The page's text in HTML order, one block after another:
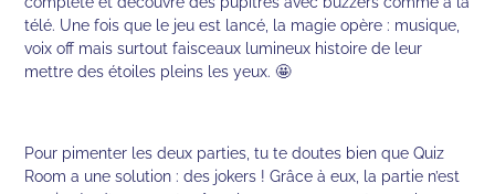
télé. Une fois que le jeu est lancé, la magie opère : musique,
voix off mais surtout faisceaux lumineux histoire de leur
mettre des étoiles pleins les yeux. 🤩
Pour pimenter les deux parties, tu te doutes bien que Quiz
Room a une solution : des jokers ! Grâce à eux, la partie n’est